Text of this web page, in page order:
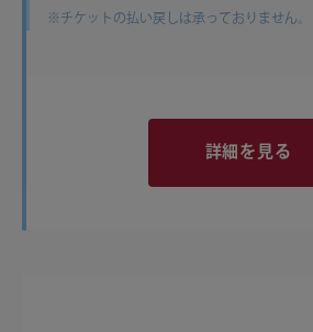
※チケットの払い戻しは承っておりません。
詳細を見る